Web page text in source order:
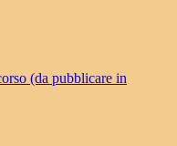
(da pubblicare in